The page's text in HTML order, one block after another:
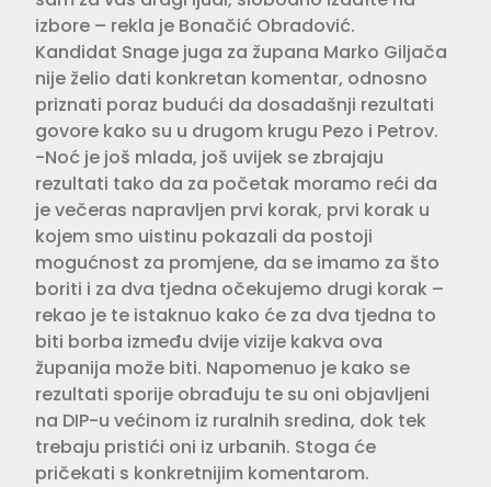
izbore – rekla je Bonačić Obradović.
Kandidat Snage juga za župana Marko Giljača
nije želio dati konkretan komentar, odnosno
priznati poraz budući da dosadašnji rezultati
govore kako su u drugom krugu Pezo i Petrov.
-Noć je još mlada, još uvijek se zbrajaju
rezultati tako da za početak moramo reći da
je večeras napravljen prvi korak, prvi korak u
kojem smo uistinu pokazali da postoji
mogućnost za promjene, da se imamo za što
boriti i za dva tjedna očekujemo drugi korak –
rekao je te istaknuo kako će za dva tjedna to
biti borba između dvije vizije kakva ova
županija može biti. Napomenuo je kako se
rezultati sporije obrađuju te su oni objavljeni
na DIP-u većinom iz ruralnih sredina, dok tek
trebaju pristići oni iz urbanih. Stoga će
pričekati s konkretnijim komentarom.